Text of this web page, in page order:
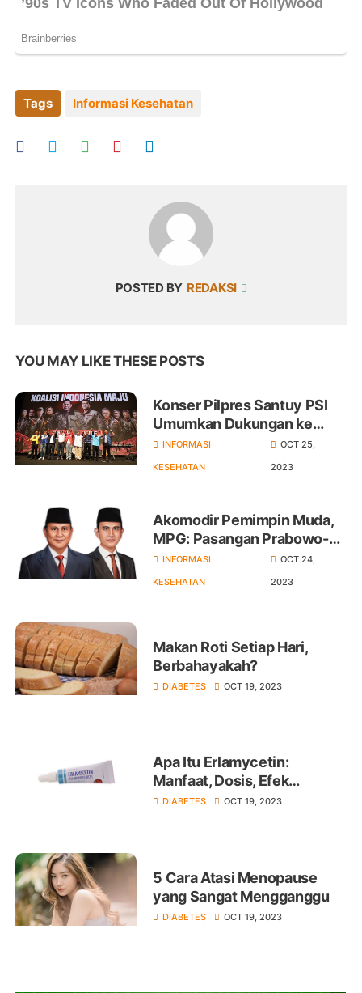
Tags Informasi Kesehatan
POSTED BY REDAKSI
YOU MAY LIKE THESE POSTS
Konser Pilpres Santuy PSI
Umumkan Dukungan ke
Prabowo di Pilpres 2024
INFORMASI
KESEHATAN
OCT 25,
2023
Akomodir Pemimpin Muda,
MPG: Pasangan Prabowo-
Gibran Sangat Ideal
INFORMASI
KESEHATAN
OCT 24,
2023
Makan Roti Setiap Hari,
Berbahayakah?
DIABETES OCT 19, 2023
Apa Itu Erlamycetin:
Manfaat, Dosis, Efek
Samping
DIABETES OCT 19, 2023
5 Cara Atasi Menopause
yang Sangat Mengganggu
DIABETES OCT 19, 2023